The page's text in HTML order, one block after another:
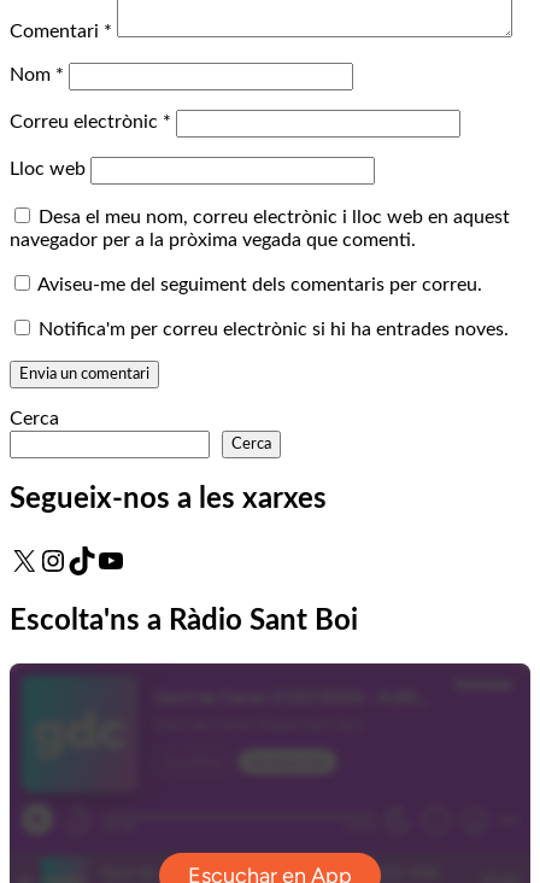
Comentari *
Nom *
Correu electrònic *
Lloc web
Desa el meu nom, correu electrònic i lloc web en aquest
navegador per a la pròxima vegada que comenti.
Aviseu-me del seguiment dels comentaris per correu.
Notifica'm per correu electrònic si hi ha entrades noves.
Cerca
Cerca
Segueix-nos a les xarxes
X Instagram
TikTokYouTube
Escolta'ns a Ràdio Sant Boi